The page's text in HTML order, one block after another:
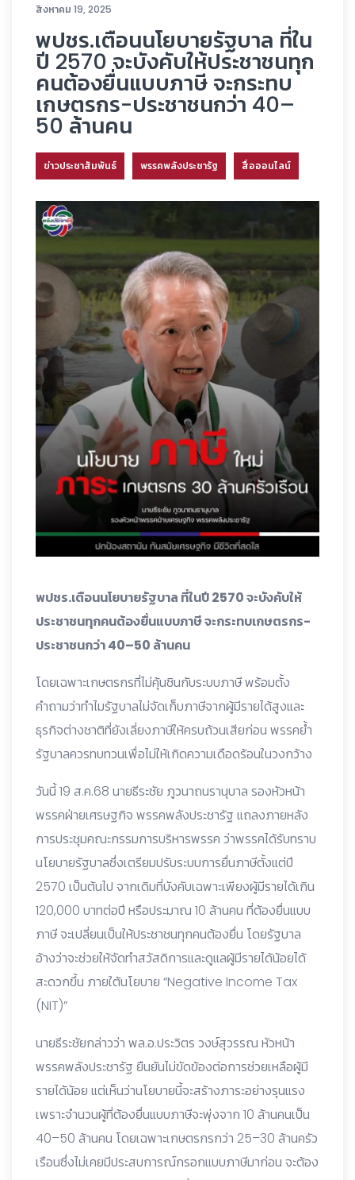
สิงหาคม 19, 2025
พปชร.เตือนนโยบายรัฐบาล ที่ใน
ปี 2570 จะบังคับให้ประชาชนทุก
คนต้องยื่นแบบภาษี จะกระทบ
เกษตรกร-ประชาชนกว่า 40–
50 ล้านคน
ข่าวประชาสัมพันธ์ พรรคพลังประชารัฐ สื่อออนไลน์
พปชร.เตือนนโยบายรัฐบาล ที่ในปี 2570 จะบังคับให้
ประชาชนทุกคนต้องยื่นแบบภาษี จะกระทบเกษตรกร-
ประชาชนกว่า 40–50 ล้านคน
โดยเฉพาะเกษตรกรที่ไม่คุ้นชินกับระบบภาษี พร้อมตั้ง
คำถามว่าทำไมรัฐบาลไม่จัดเก็บภาษีจากผู้มีรายได้สูงและ
ธุรกิจต่างชาติที่ยังเลี่ยงภาษีให้ครบถ้วนเสียก่อน พรรคย้ำ
รัฐบาลควรทบทวนเพื่อไม่ให้เกิดความเดือดร้อนในวงกว้าง
วันนี้ 19 ส.ค.68 นายธีระชัย ภูวนาถนรานุบาล รองหัวหน้า
พรรคฝ่ายเศรษฐกิจ พรรคพลังประชารัฐ แถลงภายหลัง
การประชุมคณะกรรมการบริหารพรรค ว่าพรรคได้รับทราบ
นโยบายรัฐบาลซึ่งเตรียมปรับระบบการยื่นภาษีตั้งแต่ปี
2570 เป็นต้นไป จากเดิมที่บังคับเฉพาะเพียงผู้มีรายได้เกิน
120,000 บาทต่อปี หรือประมาณ 10 ล้านคน ที่ต้องยื่นแบบ
ภาษี จะเปลี่ยนเป็นให้ประชาชนทุกคนต้องยื่น โดยรัฐบาล
อ้างว่าจะช่วยให้จัดทำสวัสดิการและดูแลผู้มีรายได้น้อยได้
สะดวกขึ้น ภายใต้นโยบาย “Negative Income Tax
(NIT)”
นายธีระชัยกล่าวว่า พล.อ.ประวิตร วงษ์สุวรรณ หัวหน้า
พรรคพลังประชารัฐ ยืนยันไม่ขัดข้องต่อการช่วยเหลือผู้มี
รายได้น้อย แต่เห็นว่านโยบายนี้จะสร้างภาระอย่างรุนแรง
เพราะจำนวนผู้ที่ต้องยื่นแบบภาษีจะพุ่งจาก 10 ล้านคนเป็น
40–50 ล้านคน โดยเฉพาะเกษตรกรกว่า 25–30 ล้านครัว
เรือนซึ่งไม่เคยมีประสบการณ์กรอกแบบภาษีมาก่อน จะต้อง